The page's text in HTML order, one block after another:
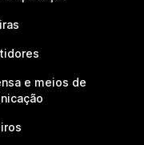
e meios de